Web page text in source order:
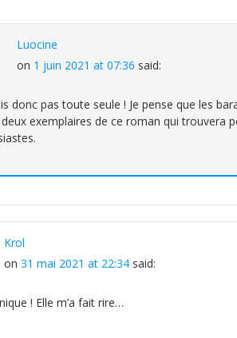
Luocine
on 1 juin 2021 at 07:36 said:
donc pas toute seule ! Je pense que les
exemplaires de ce roman qui trouvera
Krol
on 31 mai 2021 at 22:34 said:
! Elle m’a fait rire…